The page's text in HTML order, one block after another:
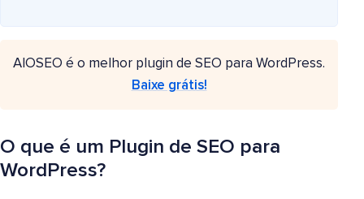
AIOSEO é o melhor plugin de SEO para WordPress.
Baixe grátis!
O que é um Plugin de SEO para
WordPress?